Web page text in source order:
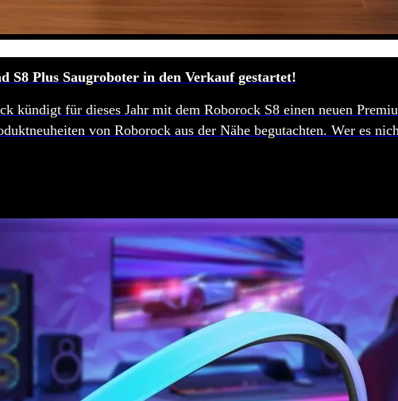
S8 Plus Saugroboter in den Verkauf gestartet!
kündigt für dieses Jahr mit dem Roborock S8 einen neuen
von Roborock aus der Nähe begutachten. Wer es